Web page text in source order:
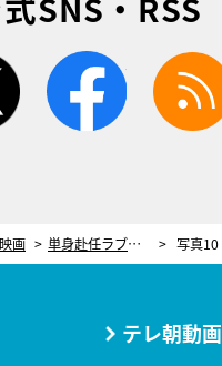
twitter facebook
画 単身赴任ラブサスペンス＆パラサイト不倫…！土曜深夜の“ドロヤバ”恋愛2作にツッコミがとまらない 写真10
テレ朝動画